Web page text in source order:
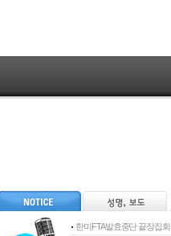
한미FTA발효중단 끝장집회